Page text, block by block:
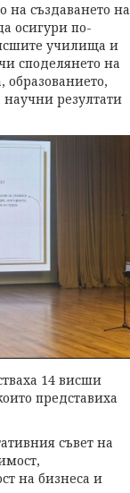
на създаването на
осигури по-
училища и
споделянето на
научни резултати
14 висши
представиха
съвет на
на бизнеса и